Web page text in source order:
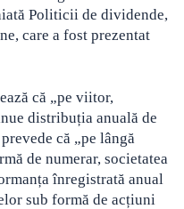
Politicii de dividende,
care a fost prezentat
că „pe viitor,
distribuția anuală de
că „pe lângă
de numerar, societatea
înregistrată anual
sub formă de acțiuni